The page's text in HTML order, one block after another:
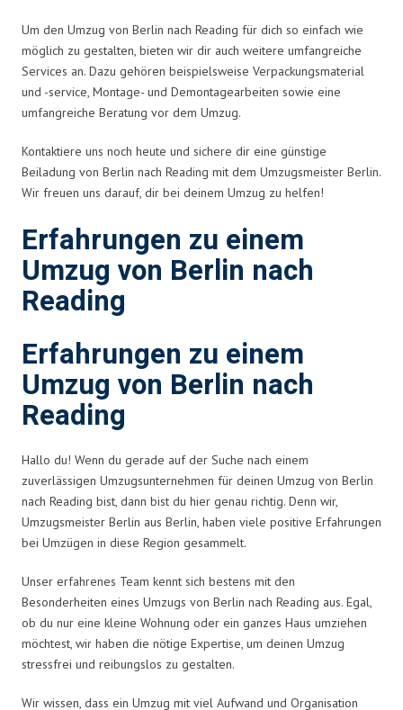
Um den Umzug von Berlin nach Reading für dich so einfach wie
möglich zu gestalten, bieten wir dir auch weitere umfangreiche
Services an. Dazu gehören beispielsweise Verpackungsmaterial
und -service, Montage- und Demontagearbeiten sowie eine
umfangreiche Beratung vor dem Umzug.
Kontaktiere uns noch heute und sichere dir eine günstige
Beiladung von Berlin nach Reading mit dem Umzugsmeister Berlin.
Wir freuen uns darauf, dir bei deinem Umzug zu helfen!
Erfahrungen zu einem
Umzug von Berlin nach
Reading
Erfahrungen zu einem
Umzug von Berlin nach
Reading
Hallo du! Wenn du gerade auf der Suche nach einem
zuverlässigen Umzugsunternehmen für deinen Umzug von Berlin
nach Reading bist, dann bist du hier genau richtig. Denn wir,
Umzugsmeister Berlin aus Berlin, haben viele positive Erfahrungen
bei Umzügen in diese Region gesammelt.
Unser erfahrenes Team kennt sich bestens mit den
Besonderheiten eines Umzugs von Berlin nach Reading aus. Egal,
ob du nur eine kleine Wohnung oder ein ganzes Haus umziehen
möchtest, wir haben die nötige Expertise, um deinen Umzug
stressfrei und reibungslos zu gestalten.
Wir wissen, dass ein Umzug mit viel Aufwand und Organisation